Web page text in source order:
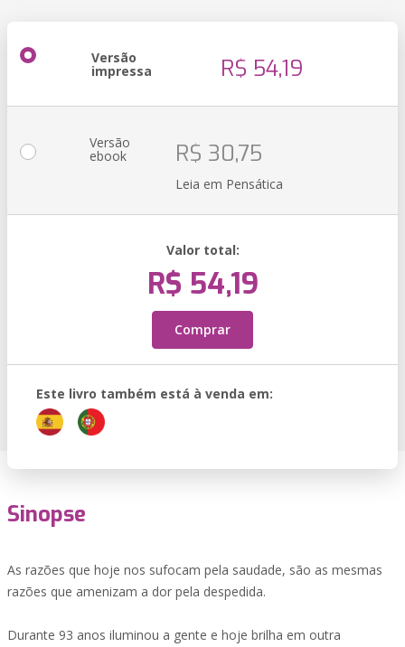
Versão
impressa R$ 54,19
Versão
ebook R$ 30,75
Leia em Pensática
Valor total:
R$ 54,19
Comprar
Este livro também está à venda em:
Sinopse
As razões que hoje nos sufocam pela saudade, são as mesmas
razões que amenizam a dor pela despedida.
Durante 93 anos iluminou a gente e hoje brilha em outra